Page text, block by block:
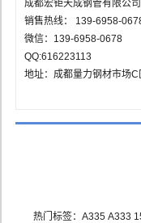
成都宏钜天成钢管有限公司
销售热线： 139-6958-
微信：139-6958-0678
QQ:616223113
地址：成都量力钢材市场C
热门标签： A335 A333